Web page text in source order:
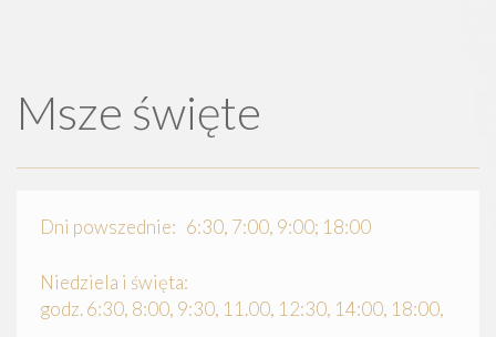
Msze święte
Dni powszednie: 6:30, 7:00, 9:00; 18:00
Niedziela i święta:
godz. 6:30, 8:00, 9:30, 11.00, 12:30, 14:00, 18:00,